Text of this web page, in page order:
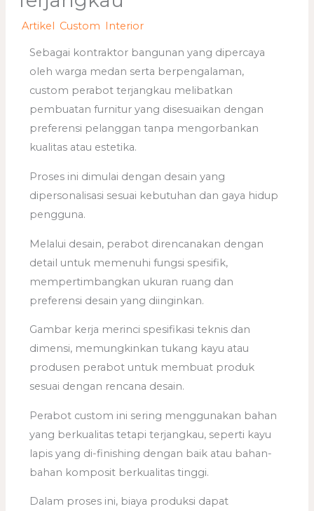
/Artikel Custom Interior
Sebagai kontraktor bangunan yang dipercaya
oleh warga medan serta berpengalaman,
custom perabot terjangkau melibatkan
pembuatan furnitur yang disesuaikan dengan
preferensi pelanggan tanpa mengorbankan
kualitas atau estetika.
Proses ini dimulai dengan desain yang
dipersonalisasi sesuai kebutuhan dan gaya hidup
pengguna.
Melalui desain, perabot direncanakan dengan
detail untuk memenuhi fungsi spesifik,
mempertimbangkan ukuran ruang dan
preferensi desain yang diinginkan.
Gambar kerja merinci spesifikasi teknis dan
dimensi, memungkinkan tukang kayu atau
produsen perabot untuk membuat produk
sesuai dengan rencana desain.
Perabot custom ini sering menggunakan bahan
yang berkualitas tetapi terjangkau, seperti kayu
lapis yang di-finishing dengan baik atau bahan-
bahan komposit berkualitas tinggi.
Dalam proses ini, biaya produksi dapat